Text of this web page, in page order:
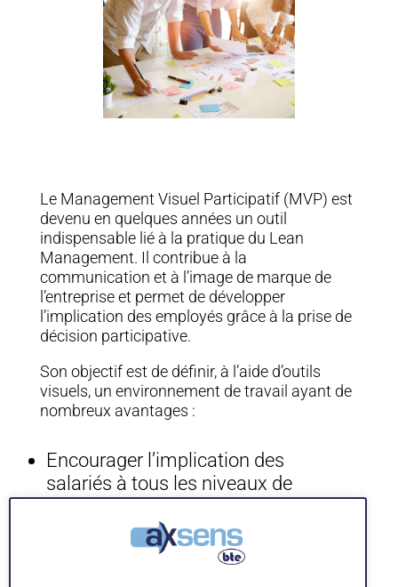
Le Management Visuel Participatif (MVP) est
devenu en quelques années un outil
indispensable lié à la pratique du Lean
Management. Il contribue à la
communication et à l’image de marque de
l’entreprise et permet de développer
l’implication des employés grâce à la prise de
décision participative.
Son objectif est de définir, à l’aide d’outils
visuels, un environnement de travail ayant de
nombreux avantages :
Encourager l’implication des
salariés à tous les niveaux de
Etre le plus près possible de
l’opérateur